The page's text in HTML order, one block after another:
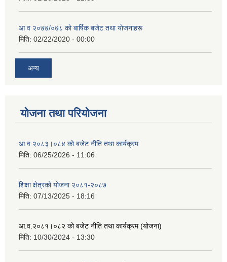
आ व २०७७/०७८ काे बार्षिक बजेट तथा याेजनाहरू
मिति: 02/22/2020 - 00:00
अन्य
योजना तथा परियोजना
आ.व.२०८३।०८४ को बजेट नीति तथा कार्यक्रम
मिति: 06/25/2026 - 11:06
शिक्षा क्षेत्रको योजना २०८१-२०८७
मिति: 07/13/2025 - 18:16
आ.व.२०८१।०८२ को बजेट नीति तथा कार्यक्रम (योजना)
मिति: 10/30/2024 - 13:30